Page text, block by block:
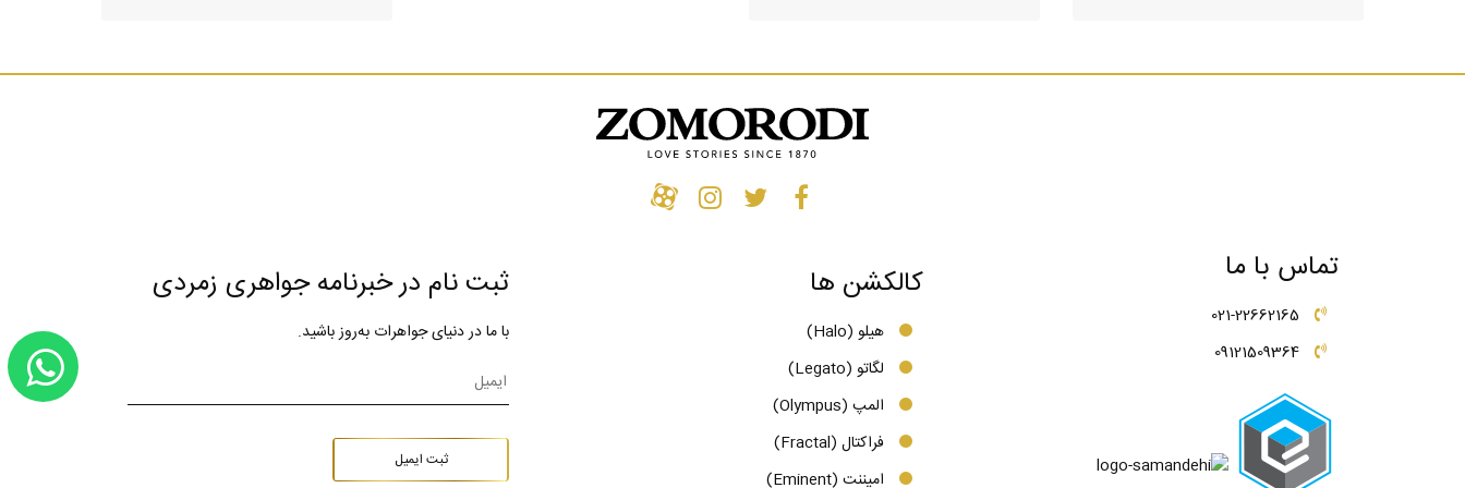
تماس با ما
021-22662165
09121509364
کالکشن ها
هیلو (Halo)
لگاتو (Legato)
المپ (Olympus)
فراکتال (Fractal)
امیننت (Eminent)
ثبت نام در خبرنامه جواهری زمردی
با ما در دنیای جواهرات به‌روز باشید.
ثبت ایمیل